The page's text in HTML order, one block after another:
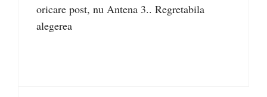
oricare post, nu Antena 3.. Regretabila
alegerea